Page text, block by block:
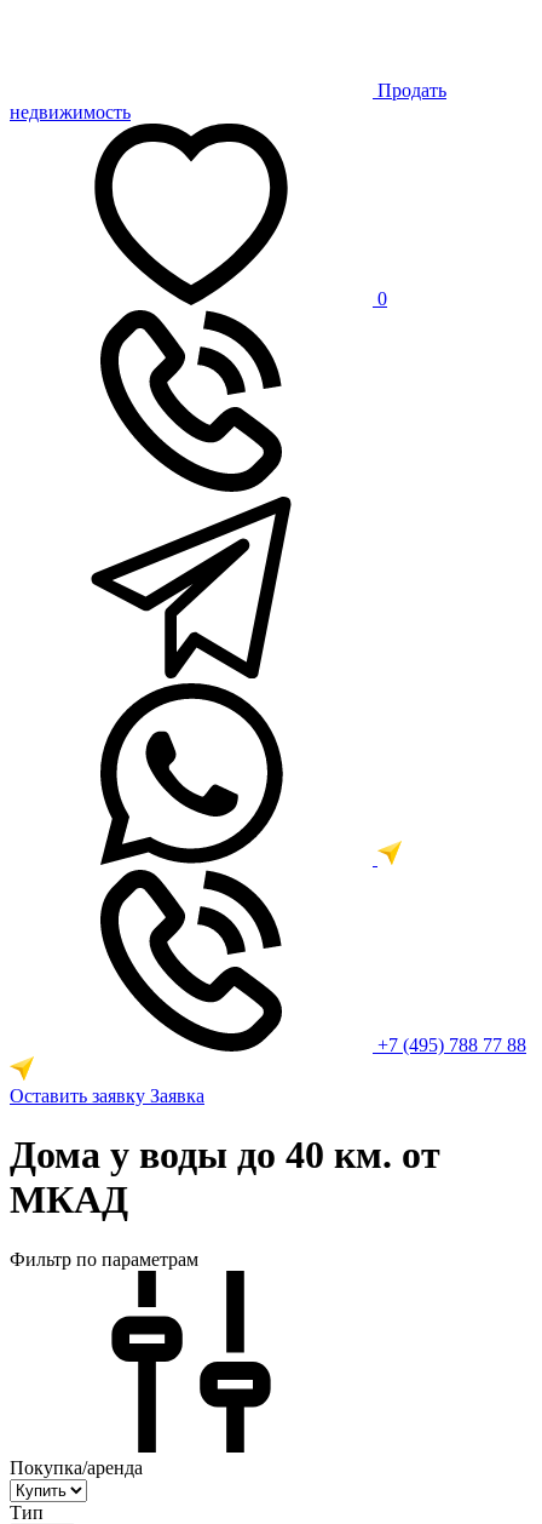
Продать
недвижимость
0
+7 (495) 788 77 88
Оставить заявку Заявка
Дома у воды до 40 км. от
МКАД
Фильтр по параметрам
Покупка/аренда
Тип